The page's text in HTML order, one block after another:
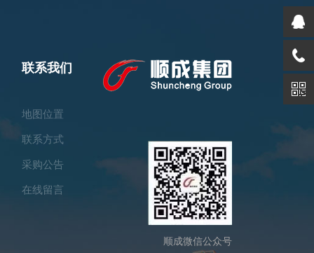
联系我们
地图位置
联系方式
采购公告
在线留言
顺成微信公众号